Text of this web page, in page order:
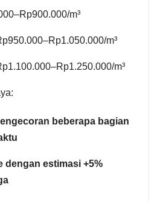
m³
m³
m³
beberapa bagian
dengan estimasi +5%